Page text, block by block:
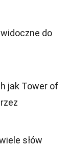
do
jak Tower of
słów